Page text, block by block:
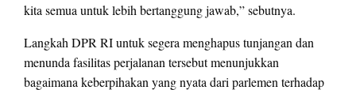
kita semua untuk lebih bertanggung jawab,” sebutnya.
Langkah DPR RI untuk segera menghapus tunjangan dan
menunda fasilitas perjalanan tersebut menunjukkan
bagaimana keberpihakan yang nyata dari parlemen terhadap